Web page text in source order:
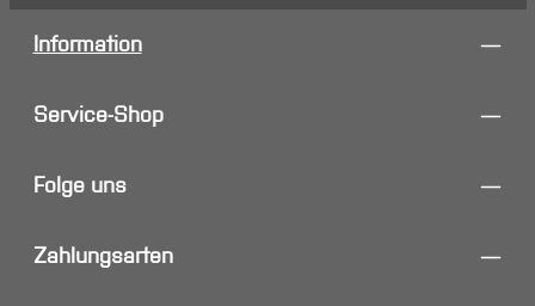
Information
Service-Shop
Folge uns
Zahlungsarten